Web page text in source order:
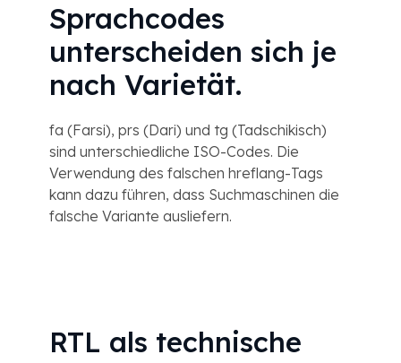
Sprachcodes
unterscheiden sich je
nach Varietät.
fa (Farsi), prs (Dari) und tg (Tadschikisch)
sind unterschiedliche ISO-Codes. Die
Verwendung des falschen hreflang-Tags
kann dazu führen, dass Suchmaschinen die
falsche Variante ausliefern.
RTL als technische